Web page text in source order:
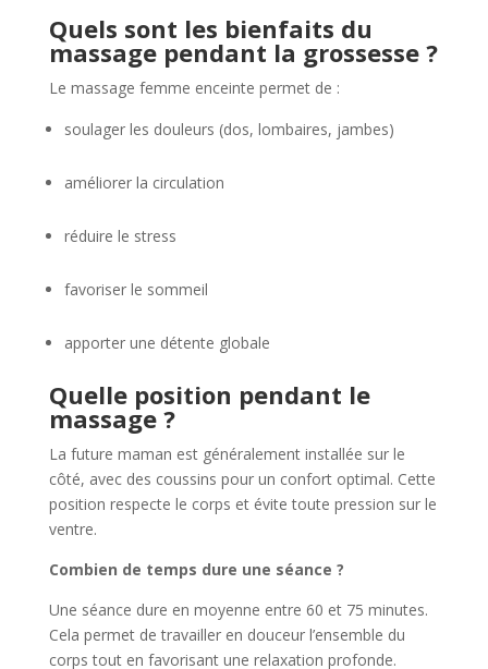
Quels sont les bienfaits du
massage pendant la grossesse ?
Le massage femme enceinte permet de :
soulager les douleurs (dos, lombaires, jambes)
améliorer la circulation
réduire le stress
favoriser le sommeil
apporter une détente globale
Quelle position pendant le
massage ?
La future maman est généralement installée sur le
côté, avec des coussins pour un confort optimal. Cette
position respecte le corps et évite toute pression sur le
ventre.
Combien de temps dure une séance ?
Une séance dure en moyenne entre 60 et 75 minutes.
Cela permet de travailler en douceur l’ensemble du
corps tout en favorisant une relaxation profonde.